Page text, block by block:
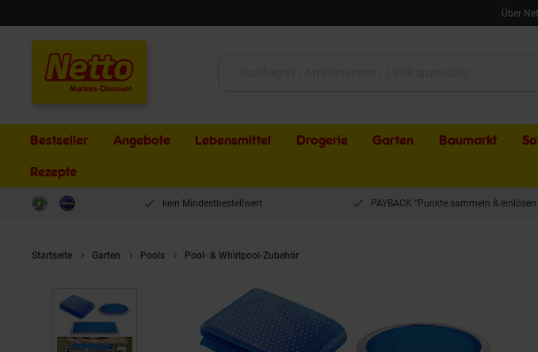
Über
Bestseller Angebote Lebensmittel Drogerie Garten Baumarkt
Rezepte
kein Mindestbestellwert PAYBACK °Punkte sammeln & einlösen
Startseite Garten Pools Pool- & Whirlpool-Zubehör